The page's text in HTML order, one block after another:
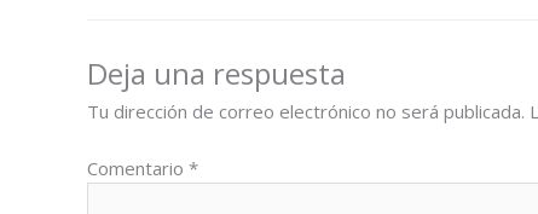
Deja una respuesta
Tu dirección de correo electrónico no será publicada.
Comentario *